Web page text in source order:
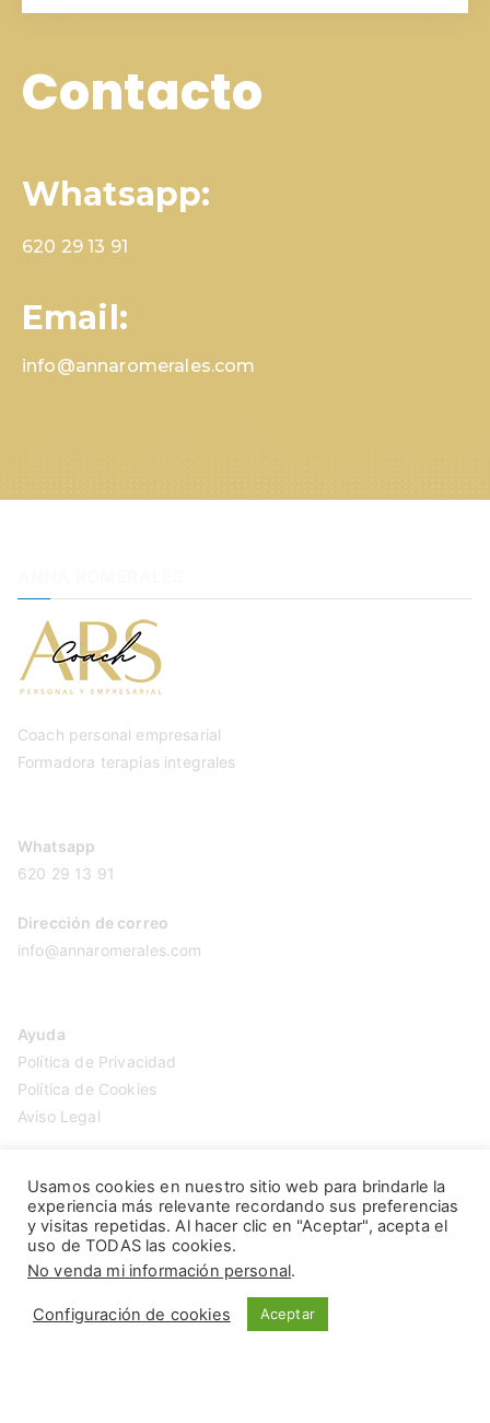
Contacto
Whatsapp:
620 29 13 91
Email:
info@annaromerales.com
Coach personal empresarial
Formadora terapias integrales
Whatsapp
620 29 13 91
Dirección de correo
info@annaromerales.com
Ayuda
Política de Privacidad
Política de Cookies
Aviso Legal
Usamos cookies en nuestro sitio web para brindarle la
experiencia más relevante recordando sus preferencias
y visitas repetidas. Al hacer clic en "Aceptar", acepta el
uso de TODAS las cookies.
No venda mi información personal.
Configuración de cookies Aceptar